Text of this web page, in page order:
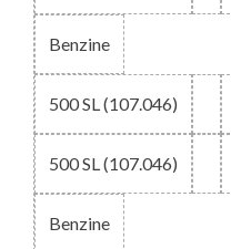
Benzine
500 SL (107.046)
500 SL (107.046)
Benzine